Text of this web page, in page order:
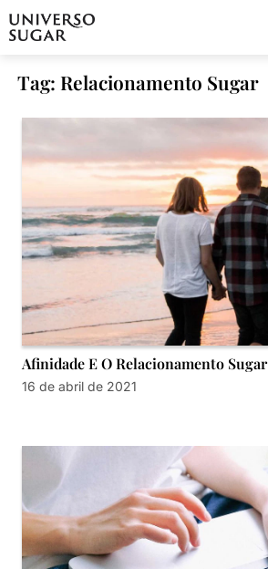
Tag: Relacionamento Sugar
Afinidade E O Relacionamento Sugar
16 de abril de 2021